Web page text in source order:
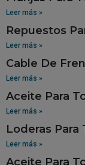
Leer más »
Repuestos
Leer más »
Cable De
Leer más »
Aceite Para
Leer más »
Loderas Para
Leer más »
Aceite Para